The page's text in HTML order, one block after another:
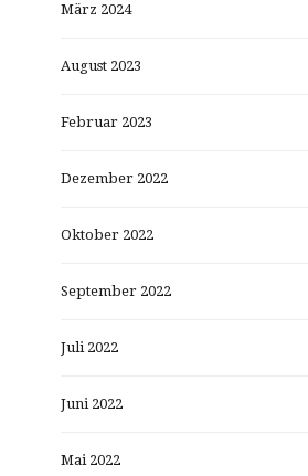
März 2024
August 2023
Februar 2023
Dezember 2022
Oktober 2022
September 2022
Juli 2022
Juni 2022
Mai 2022